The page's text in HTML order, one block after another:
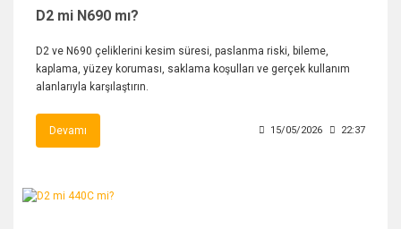
D2 mi N690 mı?
D2 ve N690 çeliklerini kesim süresi, paslanma riski, bileme,
kaplama, yüzey koruması, saklama koşulları ve gerçek kullanım
alanlarıyla karşılaştırın.
Devamı 15/05/2026 22:37